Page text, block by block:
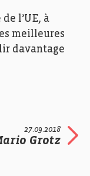
l’UE, à
meilleures
davantage
27.09.2018
Grotz